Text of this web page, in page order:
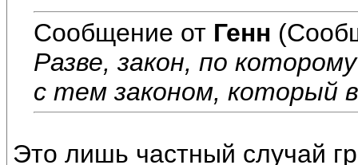
Сообщение от Генн
Разве, закон, по
с тем законом, который в
Это лишь частный случай